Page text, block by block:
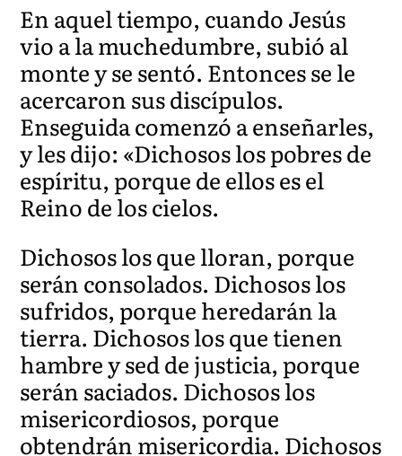
En aquel tiempo, cuando Jesús
vio a la muchedumbre, subió al
monte y se sentó. Entonces se le
acercaron sus discípulos.
Enseguida comenzó a enseñarles,
y les dijo: «Dichosos los pobres de
espíritu, porque de ellos es el
Reino de los cielos.
Dichosos los que lloran, porque
serán consolados. Dichosos los
sufridos, porque heredarán la
tierra. Dichosos los que tienen
hambre y sed de justicia, porque
serán saciados. Dichosos los
misericordiosos, porque
obtendrán misericordia. Dichosos